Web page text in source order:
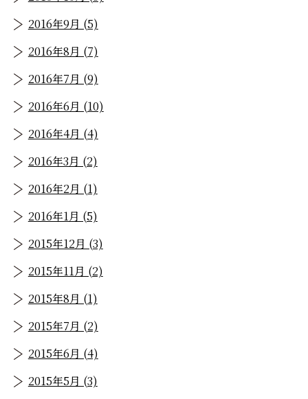
2016年9月 (5)
2016年8月 (7)
2016年7月 (9)
2016年6月 (10)
2016年4月 (4)
2016年3月 (2)
2016年2月 (1)
2016年1月 (5)
2015年12月 (3)
2015年11月 (2)
2015年8月 (1)
2015年7月 (2)
2015年6月 (4)
2015年5月 (3)